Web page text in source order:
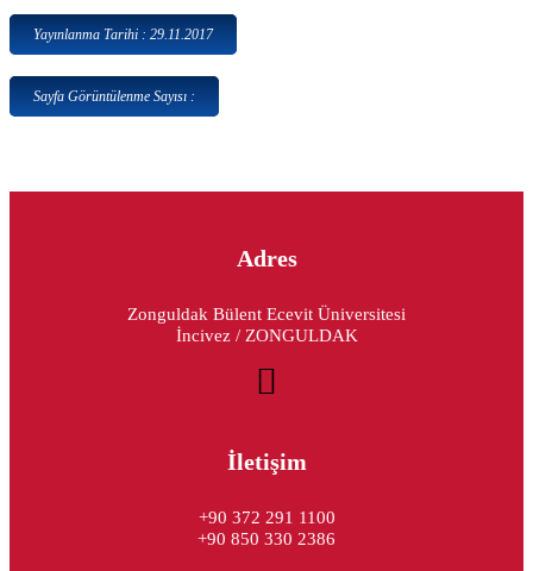
Yayınlanma Tarihi : 29.11.2017
Sayfa Görüntülenme Sayısı :
Adres
Zonguldak Bülent Ecevit Üniversitesi
İncivez / ZONGULDAK
İletişim
+90 372 291 1100
+90 850 330 2386